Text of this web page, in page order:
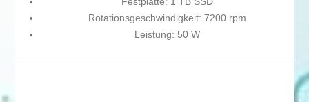
Rotationsgeschwindigkeit: 7200 rpm
Leistung: 50 W